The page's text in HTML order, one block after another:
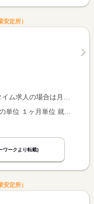
定所）
求人の場合は時間額を表示しています。
ワークより転載)
定所）